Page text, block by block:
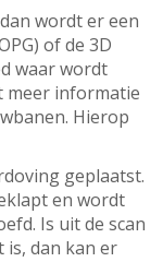
wordt er een
of de 3D
waar wordt
meer informatie
Hierop
geplaatst.
en wordt
Is uit de scan
is, dan kan er